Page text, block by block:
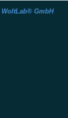
WoltLab® GmbH